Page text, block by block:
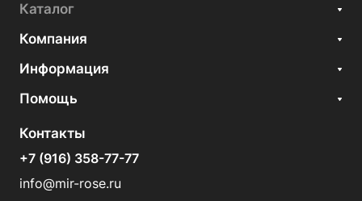
Каталог
Компания
Информация
Помощь
Контакты
+7 (916) 358-77-77
info@mir-rose.ru